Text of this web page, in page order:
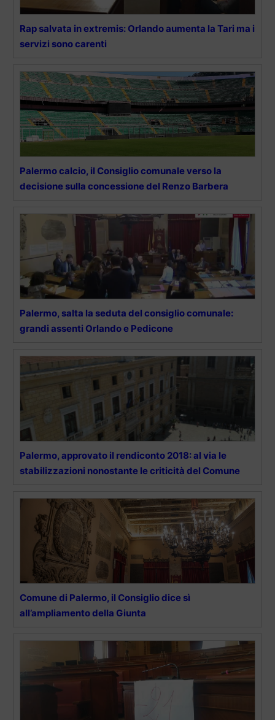
Rap salvata in extremis: Orlando aumenta la Tari ma i
servizi sono carenti
Palermo calcio, il Consiglio comunale verso la
decisione sulla concessione del Renzo Barbera
Palermo, salta la seduta del consiglio comunale:
grandi assenti Orlando e Pedicone
Palermo, approvato il rendiconto 2018: al via le
stabilizzazioni nonostante le criticità del Comune
Comune di Palermo, il Consiglio dice sì
all’ampliamento della Giunta